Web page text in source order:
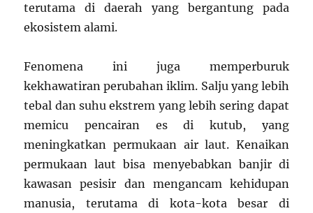
terutama di daerah yang bergantung pada
ekosistem alami.
Fenomena ini juga memperburuk
kekhawatiran perubahan iklim. Salju yang lebih
tebal dan suhu ekstrem yang lebih sering dapat
memicu pencairan es di kutub, yang
meningkatkan permukaan air laut. Kenaikan
permukaan laut bisa menyebabkan banjir di
kawasan pesisir dan mengancam kehidupan
manusia, terutama di kota-kota besar di